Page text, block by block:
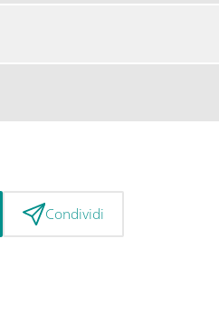
Condividi